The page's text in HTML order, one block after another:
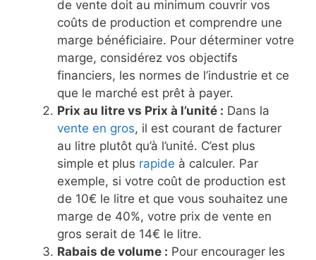
de vente doit au minimum couvrir vos
coûts de production et comprendre une
marge bénéficiaire. Pour déterminer votre
marge, considérez vos objectifs
financiers, les normes de l’industrie et ce
que le marché est prêt à payer.
Prix au litre vs Prix à l’unité : Dans la
vente en gros, il est courant de facturer
au litre plutôt qu’à l’unité. C’est plus
simple et plus rapide à calculer. Par
exemple, si votre coût de production est
de 10€ le litre et que vous souhaitez une
marge de 40%, votre prix de vente en
gros serait de 14€ le litre.
Rabais de volume : Pour encourager les